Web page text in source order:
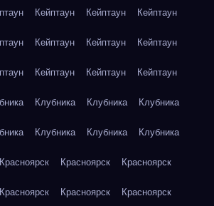
Кейптаун Кейптаун Кейптаун
Кейптаун Кейптаун Кейптаун
Кейптаун Кейптаун Кейптаун
Клубника Клубника Клубника
Клубника Клубника Клубника
Красноярск Красноярск Красноярск
Красноярск Красноярск Красноярск